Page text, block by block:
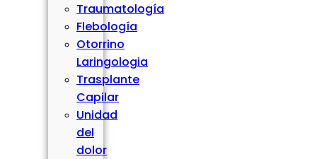
Traumatología
Flebología
Otorrino
Laringologia
Trasplante
Capilar
Unidad
del
dolor